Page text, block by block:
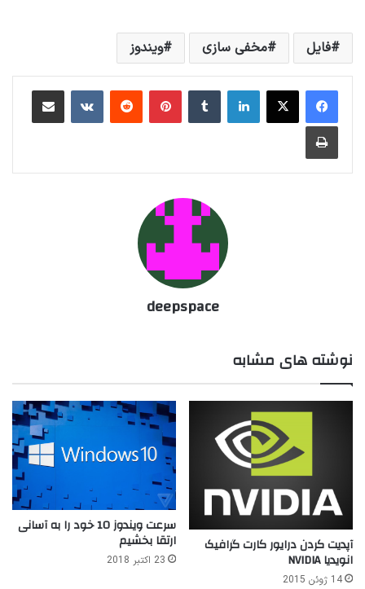
فایل مخفی سازی ویندوز
لینکداینتامبلر پینتریستReddit
VKontakteاشتراک گذاری با ایمیل
چاپ
deepspace
نوشته های مشابه
آپدیت کردن درایور کارت گرافیک
انویدیا NVIDIA
14 ژوئن 2015
سرعت ویندوز 10 خود را به آسانی
ارتقا بخشیم
23 اکتبر 2018